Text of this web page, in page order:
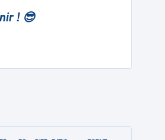
! 😎